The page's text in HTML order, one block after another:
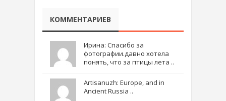
КОММЕНТАРИЕВ
Ирина: Спасибо за
фотографии.давно хотела
понять, что за птицы лета ..
Artisanuzh: Europe, and in
Ancient Russia ..